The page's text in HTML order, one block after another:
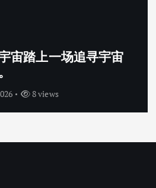
宙踏上一场追寻宇宙
8 views